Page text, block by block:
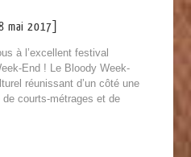
mai 2017]
à l’excellent festival
End ! Le Bloody Week-
réunissant d’un côté une
courts-métrages et de